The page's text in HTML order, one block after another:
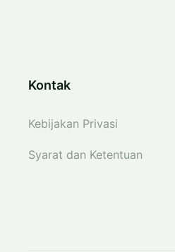
Kontak
Kebijakan Privasi
Syarat dan Ketentuan